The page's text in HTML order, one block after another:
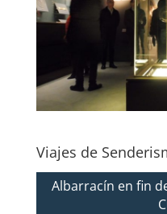
Viajes de
Albarracín en fin